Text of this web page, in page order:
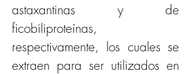
astaxantinas y de
ficobiliproteínas,
respectivamente, los cuales se
extraen para ser utilizados en